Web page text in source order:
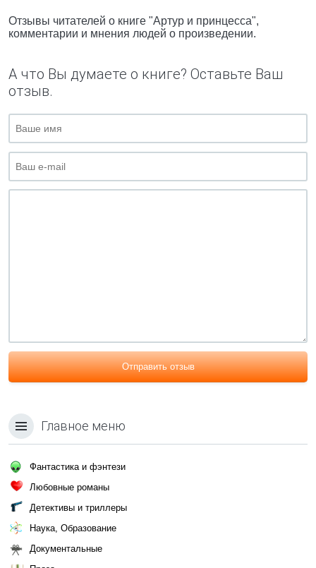
Отзывы читателей о книге "Артур и принцесса",
комментарии и мнения людей о произведении.
А что Вы думаете о книге? Оставьте Ваш
отзыв.
Отправить отзыв
Главное меню
Фантастика и фэнтези
Любовные романы
Детективы и триллеры
Наука, Образование
Документальные